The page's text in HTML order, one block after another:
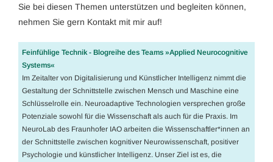
Sie bei diesen Themen unterstützen und begleiten können,
nehmen Sie gern Kontakt mit mir auf!
Feinfühlige Technik - Blogreihe des Teams »Applied Neurocognitive
Systems«
Im Zeitalter von Digitalisierung und Künstlicher Intelligenz nimmt die
Gestaltung der Schnittstelle zwischen Mensch und Maschine eine
Schlüsselrolle ein. Neuroadaptive Technologien versprechen große
Potenziale sowohl für die Wissenschaft als auch für die Praxis. Im
NeuroLab des Fraunhofer IAO arbeiten die Wissenschaftler*innen an
der Schnittstelle zwischen kognitiver Neurowissenschaft, positiver
Psychologie und künstlicher Intelligenz. Unser Ziel ist es, die